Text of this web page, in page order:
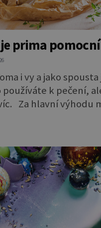
prima
i vy a jako spousta
k pečení,
vymazávat
nebo nějaký druh
není všechno.
jakékoliv nádoby,
se její obsah přichytil
když pečete v